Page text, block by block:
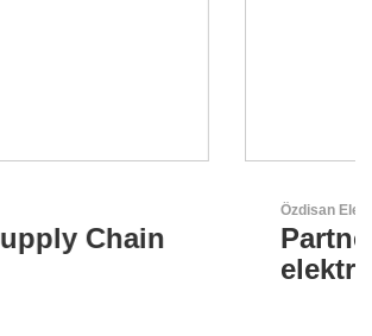
für Lösungen mit